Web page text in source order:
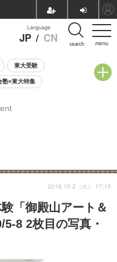
menu
Language
JP / CN search
東大受験
塾×東大特集
相談会
「御殿山アート＆
8 2枚目の写真・
2018.10.2（火） 17:15